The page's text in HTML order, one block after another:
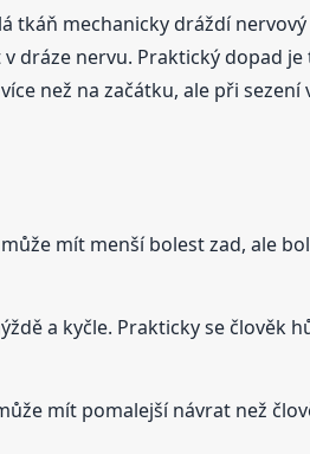
tkáň mechanicky dráždí
dráze nervu. Praktický dopad je
než na začátku, ale při sezení
mít menší bolest zad, ale
a kyčle. Prakticky se člověk
mít pomalejší návrat než